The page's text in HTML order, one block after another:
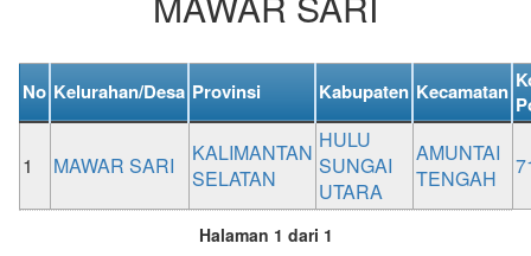
No Kelurahan/Desa Provinsi Kabupaten Kecamatan
1 MAWAR SARI
KALIMANTAN
SELATAN
HULU
SUNGAI
UTARA
AMUNTAI
TENGAH
Halaman 1 dari 1